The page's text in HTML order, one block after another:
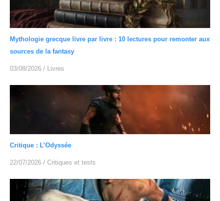
Mythologie grecque livre par livre : 10 lectures pour remonter aux
sources de la fantasy
03/08/2026 / Livres
Critique : L’Odyssée
22/07/2026 / Critiques et tests